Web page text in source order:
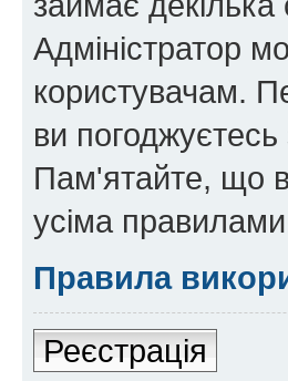
Адміністратор
користувачам.
ви
Пам'ятайте, що
усіма
Правила
Реєстрація